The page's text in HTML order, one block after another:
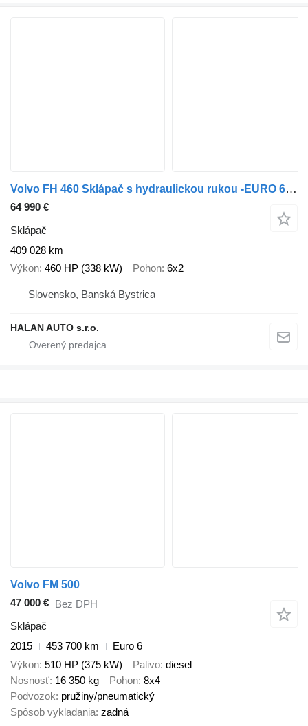
Volvo FH 460 Sklápač s hydraulickou rukou -EURO 6 -TOP
64 990 €
Sklápač
409 028 km
Výkon 460 HP (338 kW) Pohon 6x2
Slovensko, Banská Bystrica
HALAN AUTO s.r.o.
Volvo FM 500
47 000 € Bez DPH
Sklápač
2015
453 700 km
Euro 6
Výkon 510 HP (375 kW) Palivo diesel
Nosnosť 16 350 kg Pohon 8x4
Podvozok pružiny/pneumatický
Spôsob vykladania zadná